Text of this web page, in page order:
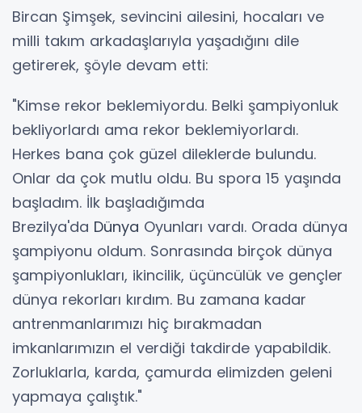
Bircan Şimşek, sevincini ailesini, hocaları ve
milli takım arkadaşlarıyla yaşadığını dile
getirerek, şöyle devam etti:
"Kimse rekor beklemiyordu. Belki şampiyonluk
bekliyorlardı ama rekor beklemiyorlardı.
Herkes bana çok güzel dileklerde bulundu.
Onlar da çok mutlu oldu. Bu spora 15 yaşında
başladım. İlk başladığımda
Brezilya'da Dünya Oyunları vardı. Orada dünya
şampiyonu oldum. Sonrasında birçok dünya
şampiyonlukları, ikincilik, üçüncülük ve gençler
dünya rekorları kırdım. Bu zamana kadar
antrenmanlarımızı hiç bırakmadan
imkanlarımızın el verdiği takdirde yapabildik.
Zorluklarla, karda, çamurda elimizden geleni
yapmaya çalıştık."